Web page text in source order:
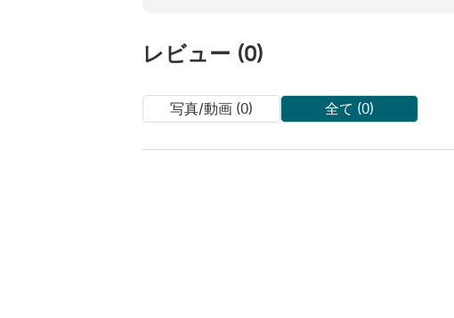
レビュー (0)
写真/動画 (0) 全て (0)